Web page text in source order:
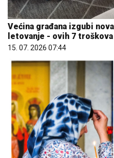
Većina građana izgubi
letovanje - ovih 7
15. 07. 2026 07:44